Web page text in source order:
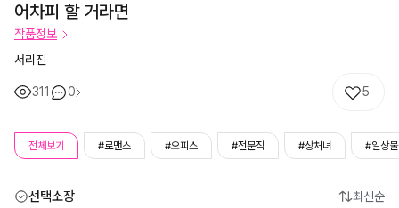
어차피 할 거라면
작품정보
서리진
311 0 5
전체보기 #로맨스 #오피스 #전문직 #상처녀 #일상물
선택소장 최신순